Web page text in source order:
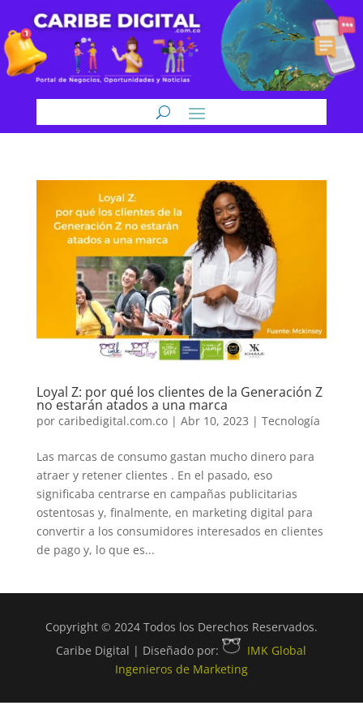
Loyal Z: por qué los clientes de la Generación Z
no estarán atados a una marca
por caribedigital.com.co| Abr 10, 2023 | Tecnología
Las marcas de consumo gastan mucho dinero para
atraer y retener clientes . En el pasado, eso
significaba centrarse en campañas publicitarias
ostentosas y, finalmente, en marketing digital para
convertir a los consumidores interesados en clientes
de pago y, lo que es...
Copyright © 2024 Todos los Derechos Reservados.
Caribe Digital | Diseñado por:
IMK Global
Ingenieros de Marketing